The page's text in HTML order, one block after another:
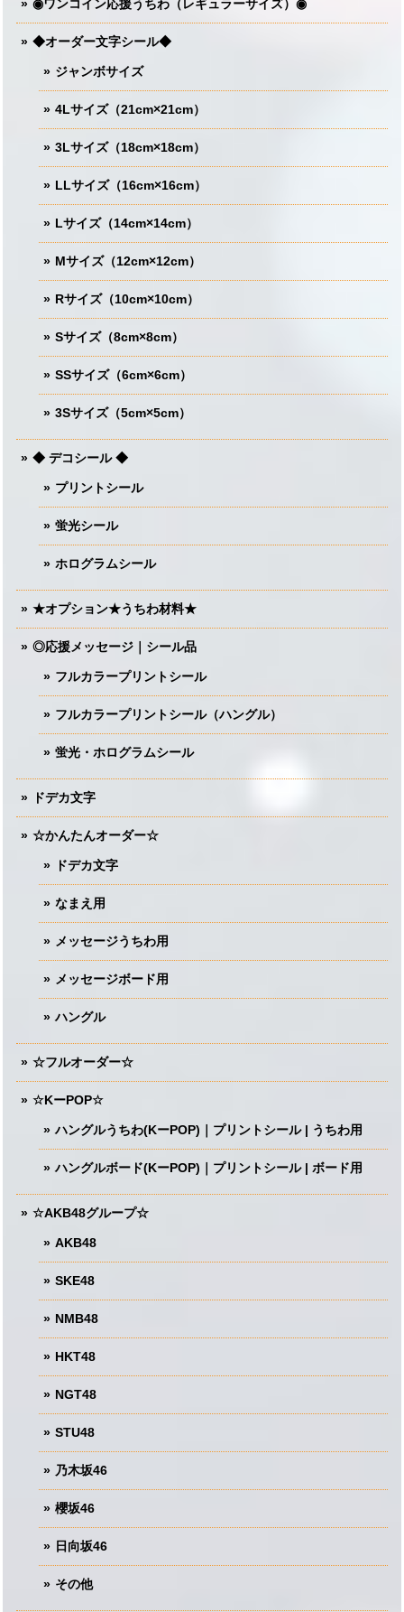
◉ワンコイン応援うちわ（レギュラーサイズ）◉
◆オーダー文字シール◆
ジャンボサイズ
4Lサイズ（21cm×21cm）
3Lサイズ（18cm×18cm）
LLサイズ（16cm×16cm）
Lサイズ（14cm×14cm）
Mサイズ（12cm×12cm）
Rサイズ（10cm×10cm）
Sサイズ（8cm×8cm）
SSサイズ（6cm×6cm）
3Sサイズ（5cm×5cm）
◆ デコシール ◆
プリントシール
蛍光シール
ホログラムシール
★オプション★うちわ材料★
◎応援メッセージ｜シール品
フルカラープリントシール
フルカラープリントシール（ハングル）
蛍光・ホログラムシール
ドデカ文字
☆かんたんオーダー☆
ドデカ文字
なまえ用
メッセージうちわ用
メッセージボード用
ハングル
☆フルオーダー☆
☆KーPOP☆
ハングルうちわ(KーPOP)｜プリントシール | うちわ用
ハングルボード(KーPOP)｜プリントシール | ボード用
☆AKB48グループ☆
AKB48
SKE48
NMB48
HKT48
NGT48
STU48
乃木坂46
櫻坂46
日向坂46
その他